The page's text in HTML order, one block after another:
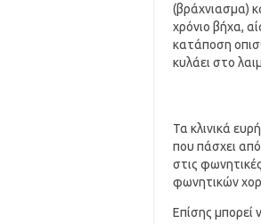
(βράχνιασμα)
χρόνιο βήχα,
κατάποση
κυλάει στο
Τα κλινικά
που πάσχει
στις
φωνητικών
Επίσης μπορεί